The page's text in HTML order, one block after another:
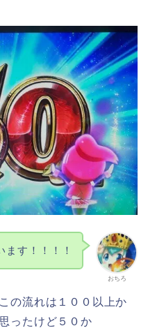
おちろ
ます！！！！
の流れは１００以上か
ったけど５０か